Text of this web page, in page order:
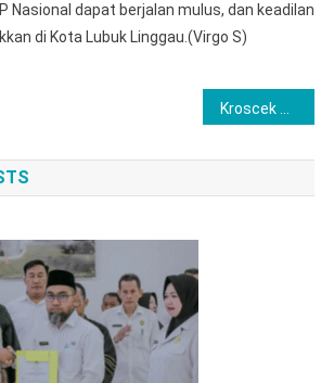
Nasional dapat berjalan mulus, dan keadilan
di Kota Lubuk Linggau.(Virgo S)